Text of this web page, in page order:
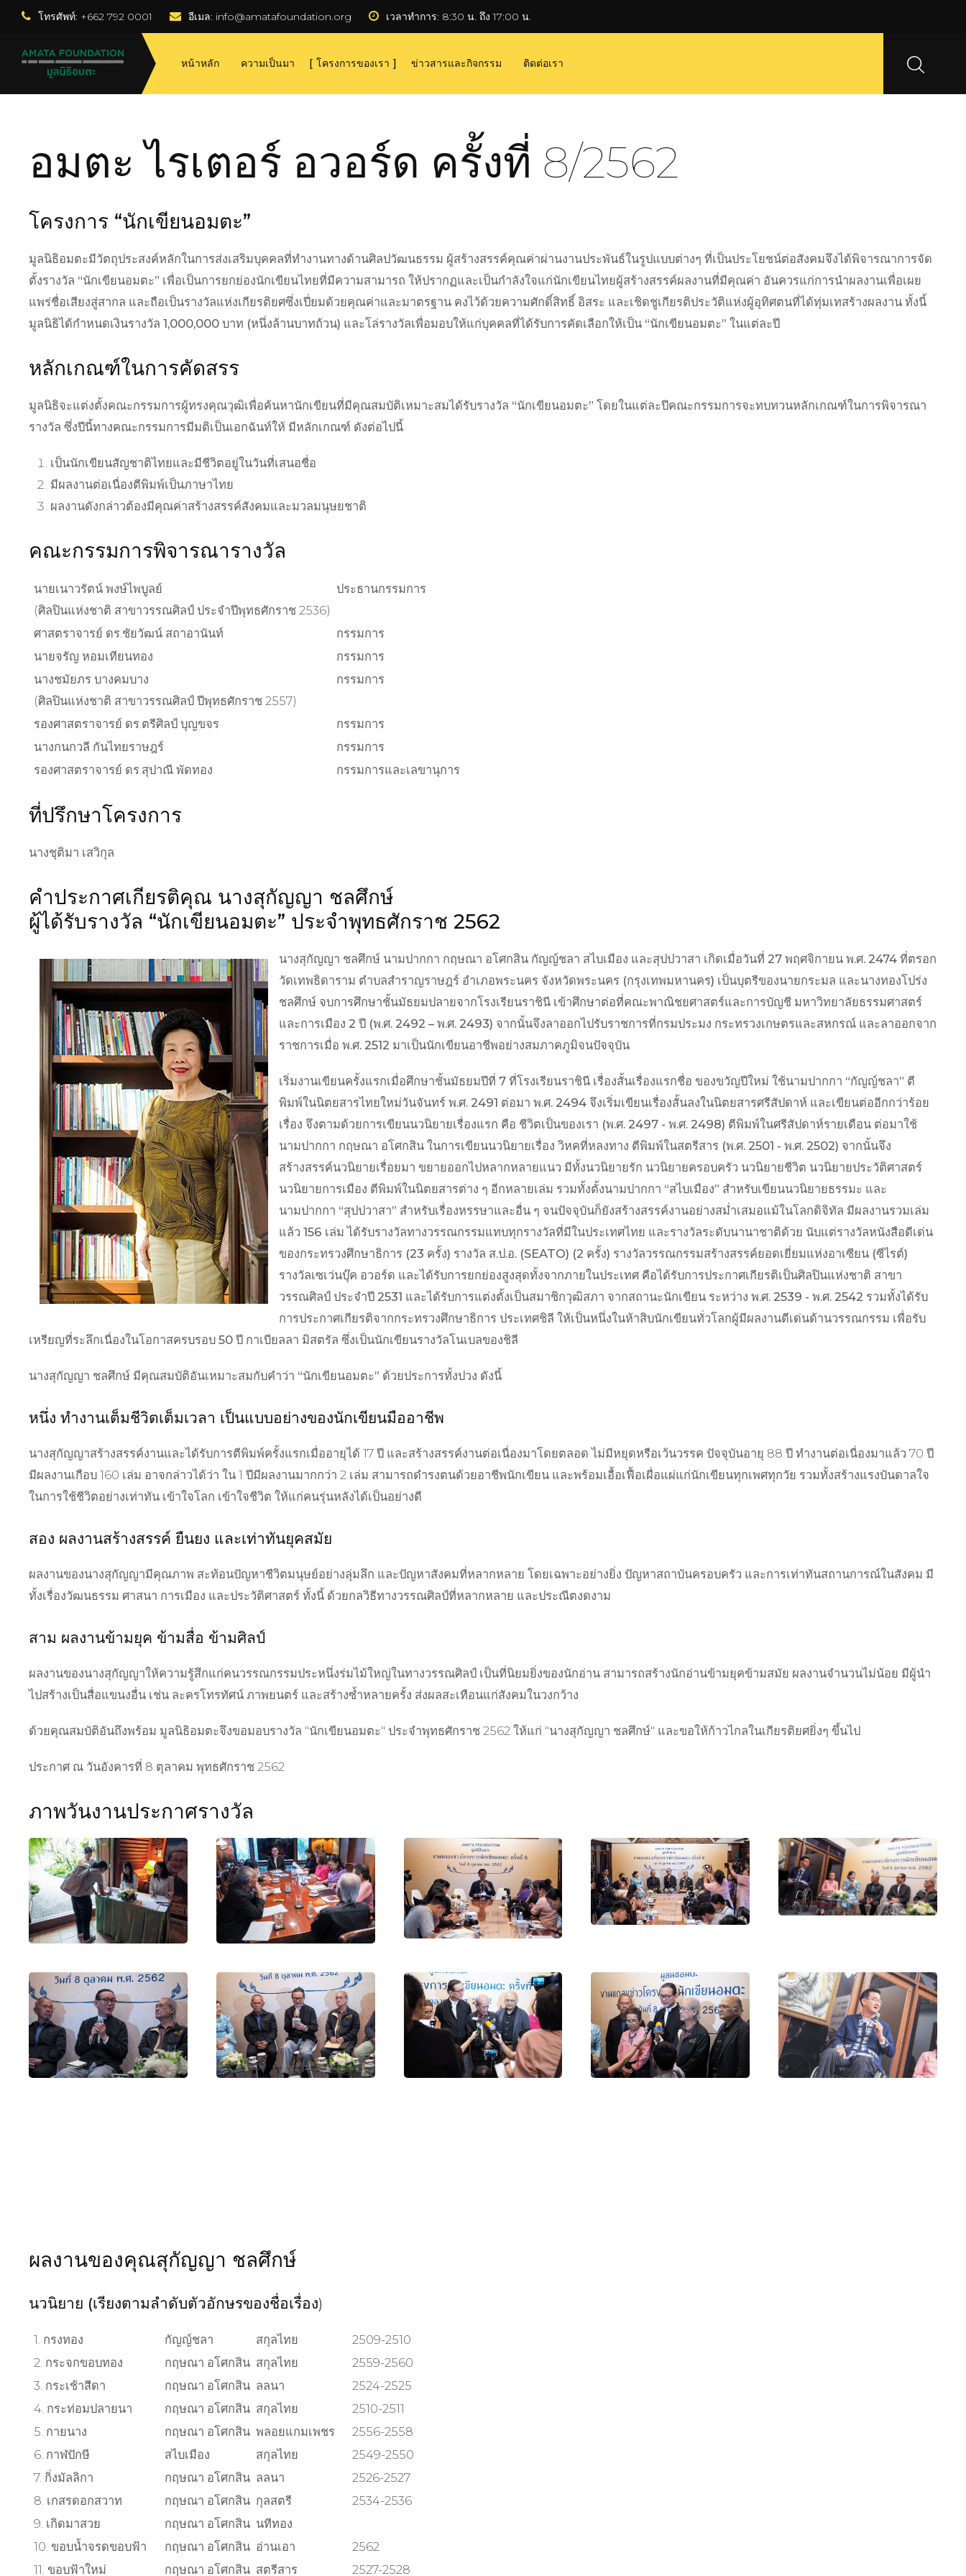
โทรศัพท์: +662 792 0001 อีเมล: info@amatafoundation.org เวลาทำการ: 8:30 น. ถึง 17:00 น.
หน้าหลัก ความเป็นมา โครงการของเรา ข่าวสารและกิจกรรม ติดต่อเรา
อมตะ ไรเตอร์ อวอร์ด ครั้งที่ 8/2562
โครงการ “นักเขียนอมตะ”
มูลนิธิอมตะมีวัตถุประสงค์หลักในการส่งเสริมบุคคลที่ทำงานทางด้านศิลปวัฒนธรรม ผู้สร้างสรรค์คุณค่าผ่านงานประพันธ์ในรูปแบบต่างๆ ที่เป็นประโยชน์ต่อสังคมจึงได้พิจารณาการจัด
ตั้งรางวัล “นักเขียนอมตะ” เพื่อเป็นการยกย่องนักเขียนไทยที่มีความสามารถ ให้ปรากฏและเป็นกำลังใจแก่นักเขียนไทยผู้สร้างสรรค์ผลงานที่มีคุณค่า อันควรแก่การนำผลงานเพื่อเผย
แพร่ชื่อเสียงสู่สากล และถือเป็นรางวัลแห่งเกียรติยศซึ่งเปี่ยมด้วยคุณค่าและมาตรฐาน คงไว้ด้วยความศักดิ์สิทธิ์ อิสระ และเชิดชูเกียรติประวัติแห่งผู้อุทิศตนที่ได้ทุ่มเทสร้างผลงาน ทั้งนี้
มูลนิธิได้กำหนดเงินรางวัล 1,000,000 บาท (หนึ่งล้านบาทถ้วน) และโล่รางวัลเพื่อมอบให้แก่บุคคลที่ได้รับการคัดเลือกให้เป็น “นักเขียนอมตะ” ในแต่ละปี
หลักเกณฑ์ในการคัดสรร
มูลนิธิจะแต่งตั้งคณะกรรมการผู้ทรงคุณวุฒิเพื่อค้นหานักเขียนที่มีคุณสมบัติเหมาะสมได้รับรางวัล “นักเขียนอมตะ” โดยในแต่ละปีคณะกรรมการจะทบทวนหลักเกณฑ์ในการพิจารณา
รางวัล ซึ่งปีนี้ทางคณะกรรมการมีมติเป็นเอกฉันท์ให้ มีหลักเกณฑ์ ดังต่อไปนี้
เป็นนักเขียนสัญชาติไทยและมีชีวิตอยู่ในวันที่เสนอชื่อ
มีผลงานต่อเนื่องตีพิมพ์เป็นภาษาไทย
ผลงานดังกล่าวต้องมีคุณค่าสร้างสรรค์สังคมและมวลมนุษยชาติ
คณะกรรมการพิจารณารางวัล
นายเนาวรัตน์ พงษ์ไพบูลย์
(ศิลปินแห่งชาติ สาขาวรรณศิลป์ ประจำปีพุทธศักราช 2536)
ประธานกรรมการ
ศาสตราจารย์ ดร.ชัยวัฒน์ สถาอานันท์
กรรมการ
นายจรัญ หอมเทียนทอง
กรรมการ
นางชมัยภร บางคมบาง
(ศิลปินแห่งชาติ สาขาวรรณศิลป์ ปีพุทธศักราช 2557)
กรรมการ
รองศาสตราจารย์ ดร.ตรีศิลป์ บุญขจร
กรรมการ
นางกนกวลี กันไทยราษฎร์
กรรมการ
รองศาสตราจารย์ ดร.สุปาณี พัดทอง
กรรมการและเลขานุการ
ที่ปรึกษาโครงการ
นางชุติมา เสวิกุล
คำประกาศเกียรติคุณ นางสุกัญญา ชลศึกษ์
ผู้ได้รับรางวัล “นักเขียนอมตะ” ประจำพุทธศักราช 2562
นางสุกัญญา ชลศึกษ์ นามปากกา กฤษณา อโศกสิน กัญญ์ชลา สไบเมือง และสุปปวาสา เกิดเมื่อวันที่ 27 พฤศจิกายน พ.ศ. 2474 ที่ตรอก
วัดเทพธิดาราม ตำบลสำราญราษฎร์ อำเภอพระนคร จังหวัดพระนคร (กรุงเทพมหานคร) เป็นบุตรีของนายกระมล และนางทองโปร่ง
ชลศึกษ์ จบการศึกษาชั้นมัธยมปลายจากโรงเรียนราชินี เข้าศึกษาต่อที่คณะพาณิชยศาสตร์และการบัญชี มหาวิทยาลัยธรรมศาสตร์
และการเมือง 2 ปี (พ.ศ. 2492 – พ.ศ. 2493) จากนั้นจึงลาออกไปรับราชการที่กรมประมง กระทรวงเกษตรและสหกรณ์ และลาออกจาก
ราชการเมื่อ พ.ศ. 2512 มาเป็นนักเขียนอาชีพอย่างสมภาคภูมิจนปัจจุบัน
เริ่มงานเขียนครั้งแรกเมื่อศึกษาชั้นมัธยมปีที่ 7 ที่โรงเรียนราชินี เรื่องสั้นเรื่องแรกชื่อ ของขวัญปีใหม่ ใช้นามปากกา “กัญญ์ชลา” ตี
พิมพ์ในนิตยสารไทยใหม่วันจันทร์ พ.ศ. 2491 ต่อมา พ.ศ. 2494 จึงเริ่มเขียนเรื่องสั้นลงในนิตยสารศรีสัปดาห์ และเขียนต่ออีกกว่าร้อย
เรื่อง จึงตามด้วยการเขียนนวนิยายเรื่องแรก คือ ชีวิตเป็นของเรา (พ.ศ. 2497 - พ.ศ. 2498) ตีพิมพ์ในศรีสัปดาห์รายเดือน ต่อมาใช้
นามปากกา กฤษณา อโศกสิน ในการเขียนนวนิยายเรื่อง วิหคที่หลงทาง ตีพิมพ์ในสตรีสาร (พ.ศ. 2501 - พ.ศ. 2502) จากนั้นจึง
สร้างสรรค์นวนิยายเรื่อยมา ขยายออกไปหลากหลายแนว มีทั้งนวนิยายรัก นวนิยายครอบครัว นวนิยายชีวิต นวนิยายประวัติศาสตร์
นวนิยายการเมือง ตีพิมพ์ในนิตยสารต่าง ๆ อีกหลายเล่ม รวมทั้งตั้งนามปากกา “สไบเมือง” สำหรับเขียนนวนิยายธรรมะ และ
นามปากกา “สุปปวาสา” สำหรับเรื่องหรรษาและอื่น ๆ จนปัจจุบันก็ยังสร้างสรรค์งานอย่างสม่ำเสมอแม้ในโลกดิจิทัล มีผลงานรวมเล่ม
แล้ว 156 เล่ม ได้รับรางวัลทางวรรณกรรมแทบทุกรางวัลที่มีในประเทศไทย และรางวัลระดับนานาชาติด้วย นับแต่รางวัลหนังสือดีเด่น
ของกระทรวงศึกษาธิการ (23 ครั้ง) รางวัล ส.ป.อ. (SEATO) (2 ครั้ง) รางวัลวรรณกรรมสร้างสรรค์ยอดเยี่ยมแห่งอาเซียน (ซีไรต์)
รางวัลเซเว่นบุ๊ค อวอร์ด และได้รับการยกย่องสูงสุดทั้งจากภายในประเทศ คือได้รับการประกาศเกียรติเป็นศิลปินแห่งชาติ สาขา
วรรณศิลป์ ประจำปี 2531 และได้รับการแต่งตั้งเป็นสมาชิกวุฒิสภา จากสถานะนักเขียน ระหว่าง พ.ศ. 2539 - พ.ศ. 2542 รวมทั้งได้รับ
การประกาศเกียรติจากกระทรวงศึกษาธิการ ประเทศชิลี ให้เป็นหนึ่งในห้าสิบนักเขียนทั่วโลกผู้มีผลงานดีเด่นด้านวรรณกรรม เพื่อรับ
เหรียญที่ระลึกเนื่องในโอกาสครบรอบ 50 ปี กาเบียลลา มิสตรัล ซึ่งเป็นนักเขียนรางวัลโนเบลของชิลี
นางสุกัญญา ชลศึกษ์ มีคุณสมบัติอันเหมาะสมกับคำว่า “นักเขียนอมตะ” ด้วยประการทั้งปวง ดังนี้
หนึ่ง ทำงานเต็มชีวิตเต็มเวลา เป็นแบบอย่างของนักเขียนมืออาชีพ
นางสุกัญญาสร้างสรรค์งานและได้รับการตีพิมพ์ครั้งแรกเมื่ออายุได้ 17 ปี และสร้างสรรค์งานต่อเนื่องมาโดยตลอด ไม่มีหยุดหรือเว้นวรรค ปัจจุบันอายุ 88 ปี ทำงานต่อเนื่องมาแล้ว 70 ปี
มีผลงานเกือบ 160 เล่ม อาจกล่าวได้ว่า ใน 1 ปีมีผลงานมากกว่า 2 เล่ม สามารถดำรงตนด้วยอาชีพนักเขียน และพร้อมเอื้อเฟื้อเผื่อแผ่แก่นักเขียนทุกเพศทุกวัย รวมทั้งสร้างแรงบันดาลใจ
ในการใช้ชีวิตอย่างเท่าทัน เข้าใจโลก เข้าใจชีวิต ให้แก่คนรุ่นหลังได้เป็นอย่างดี
สอง ผลงานสร้างสรรค์ ยืนยง และเท่าทันยุคสมัย
ผลงานของนางสุกัญญามีคุณภาพ สะท้อนปัญหาชีวิตมนุษย์อย่างลุ่มลึก และปัญหาสังคมที่หลากหลาย โดยเฉพาะอย่างยิ่ง ปัญหาสถาบันครอบครัว และการเท่าทันสถานการณ์ในสังคม มี
ทั้งเรื่องวัฒนธรรม ศาสนา การเมือง และประวัติศาสตร์ ทั้งนี้ ด้วยกลวิธีทางวรรณศิลป์ที่หลากหลาย และประณีตงดงาม
สาม ผลงานข้ามยุค ข้ามสื่อ ข้ามศิลป์
ผลงานของนางสุกัญญาให้ความรู้สึกแก่คนวรรณกรรมประหนึ่งร่มไม้ใหญ่ในทางวรรณศิลป์ เป็นที่นิยมยิ่งของนักอ่าน สามารถสร้างนักอ่านข้ามยุคข้ามสมัย ผลงานจำนวนไม่น้อย มีผู้นำ
ไปสร้างเป็นสื่อแขนงอื่น เช่น ละครโทรทัศน์ ภาพยนตร์ และสร้างซ้ำหลายครั้ง ส่งผลสะเทือนแก่สังคมในวงกว้าง
ด้วยคุณสมบัติอันถึงพร้อม มูลนิธิอมตะจึงขอมอบรางวัล "นักเขียนอมตะ" ประจำพุทธศักราช 2562 ให้แก่ "นางสุกัญญา ชลศึกษ์" และขอให้ก้าวไกลในเกียรติยศยิ่งๆ ขึ้นไป
ประกาศ ณ วันอังคารที่ 8 ตุลาคม พุทธศักราช 2562
ภาพวันงานประกาศรางวัล
ผลงานของคุณสุกัญญา ชลศึกษ์
นวนิยาย (เรียงตามลำดับตัวอักษรของชื่อเรื่อง)
1. กรงทอง กัญญ์ชลา สกุลไทย
2509-2510
2. กระจกขอบทอง
กฤษณา อโศกสิน สกุลไทย
2559-2560
3. กระเช้าสีดา
กฤษณา อโศกสิน ลลนา
2524-2525
4. กระท่อมปลายนา
กฤษณา อโศกสิน สกุลไทย
2510-2511
5. กายนาง
กฤษณา อโศกสิน พลอยแกมเพชร
2556-2558
6. กาฬปักษี
สไบเมือง สกุลไทย
2549-2550
7. กิ่งมัลลิกา
กฤษณา อโศกสิน ลลนา
2526-2527
8. เกสรดอกสวาท
กฤษณา อโศกสิน กุลสตรี
2534-2536
9. เกิดมาสวย
กฤษณา อโศกสิน นทีทอง
10. ขอบน้ำจรดขอบฟ้า
กฤษณา อโศกสิน อ่านเอา
2562
11. ขอบฟ้าใหม่
กฤษณา อโศกสิน สตรีสาร 2527-2528